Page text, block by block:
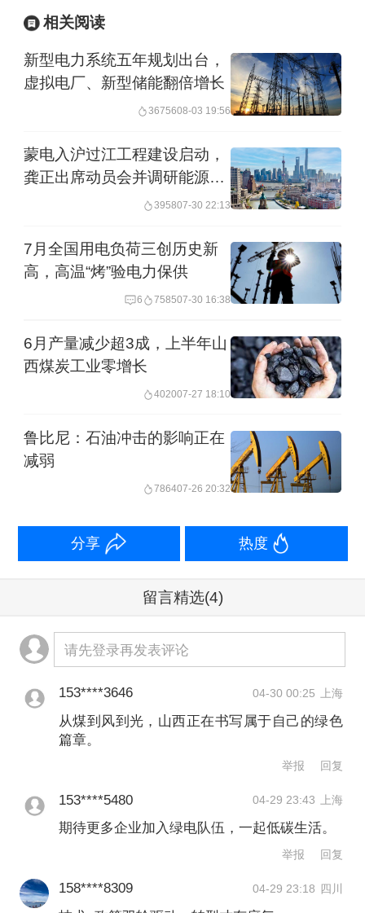
上，山西能源学院新能源产业学院执行
院长王康民称，山西省有能源跨省外送
优势，但外送通道容量紧张，且省内钢
铁、焦化等主要负荷中心与能源基地南
北逆向分布，目前“西电东送”“北电南
送”输送通道容量有限，极易导致局部地
区形成“窝电”现象。
王康民表示，山西省新能源消纳的关键
在负荷侧，适配传统电源的负荷体系已
负荷侧改造升级，推动重点行业的绿电
自然资源保护协会与山西科城能源环境
创新研究院联合研究发布《山西低碳转
型系列研究：重点行业的绿电消纳》报
告（下称“报告”），选取电解铝、数据中
心、钢铁、装备制造四大行业，结合行
方案。
综合考虑省内负荷增长趋势、绿电替代
要求明确、项目具备一定落地基础等因
业。该行业用电负荷连续稳定，对电能
质量要求高且对电价波动高度敏感。
报告建议，深挖电解铝企业周边绿电资
相关阅读
新型电力系统五年规划出台，
虚拟电厂、新型储能翻倍增长
3675608-03 19:56
蒙电入沪过江工程建设启动，
龚正出席动员会并调研能源发
395807-30 22:13
7月全国用电负荷三创历史新
高，高温“烤”验电力保供
6 758507-30 16:38
6月产量减少超3成，上半年山
西煤炭工业零增长
402007-27 18:10
鲁比尼：石油冲击的影响正在
减弱
786407-26 20:32
分享 热度
留言精选(4)
请先登录再发表评论
153****3646 04-30 00:25 上海
从煤到风到光，山西正在书写属于自己的绿色
篇章。
举报 回复
153****5480 04-29 23:43 上海
期待更多企业加入绿电队伍，一起低碳生活。
举报 回复
158****8309 04-29 23:18 四川